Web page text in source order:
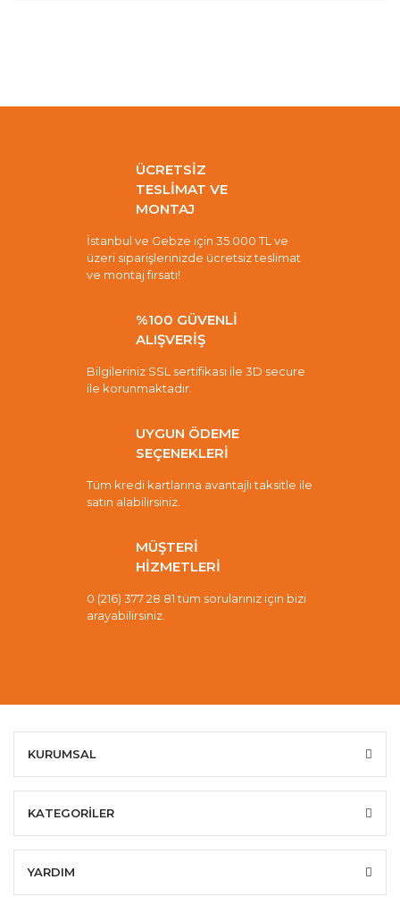
ÜCRETSİZ
TESLİMAT VE
MONTAJ
İstanbul ve Gebze için 35.000 TL ve
üzeri siparişlerinizde ücretsiz teslimat
ve montaj fırsatı!
%100 GÜVENLİ
ALIŞVERİŞ
Bilgileriniz SSL sertifikası ile 3D secure
ile korunmaktadır.
UYGUN ÖDEME
SEÇENEKLERİ
Tüm kredi kartlarına avantajlı taksitle ile
satın alabilirsiniz.
MÜŞTERİ
HİZMETLERİ
0 (216) 377 28 81 tüm sorularınız için bizi
arayabilirsiniz.
KURUMSAL
KATEGORİLER
YARDIM